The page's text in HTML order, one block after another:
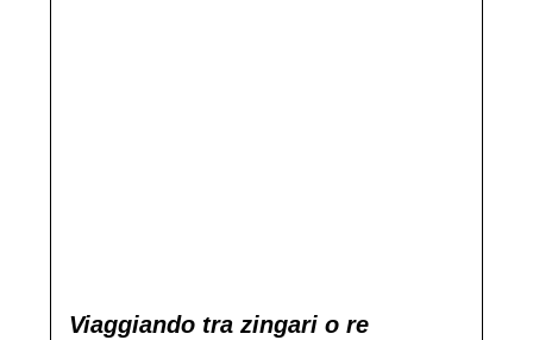
Viaggiando tra zingari o re